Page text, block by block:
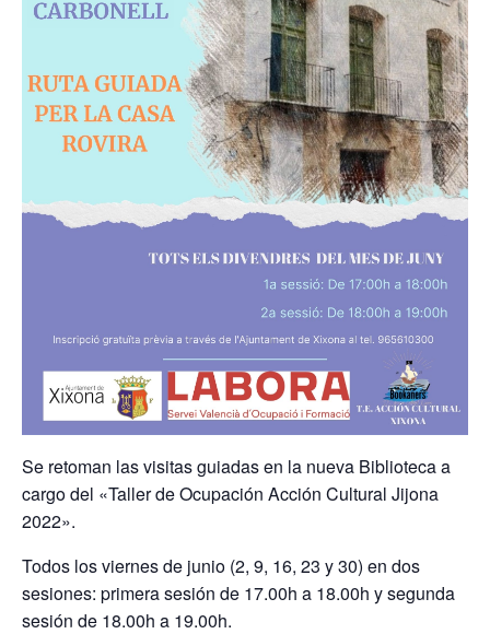
Se retoman las visitas guiadas en la nueva Biblioteca a
cargo del «Taller de Ocupación Acción Cultural Jijona
2022».
Todos los viernes de junio (2, 9, 16, 23 y 30) en dos
sesiones: primera sesión de 17.00h a 18.00h y segunda
sesión de 18.00h a 19.00h.